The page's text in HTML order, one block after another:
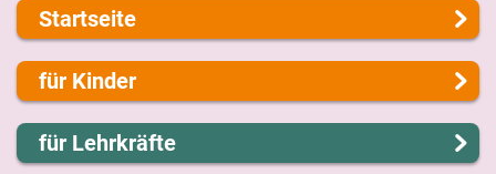
Startseite
Über uns
Presse
Kontakt
Impressum
für Kinder
Lernen und Schule
Hobby und Freizeit
für Lehrkräfte